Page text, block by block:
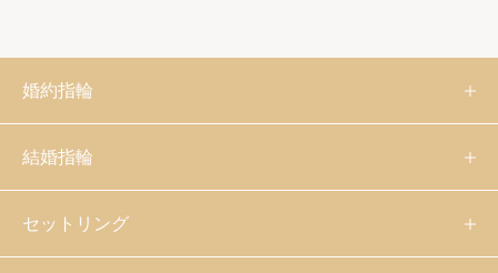
婚約指輪
結婚指輪
セットリング